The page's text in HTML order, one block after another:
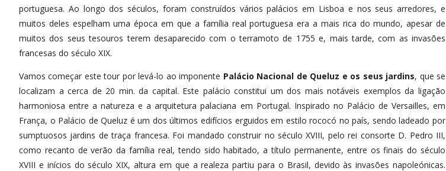
portuguesa. Ao longo dos séculos, foram construídos vários palácios em Lisboa e nos seus arredores, e
muitos deles espelham uma época em que a família real portuguesa era a mais rica do mundo, apesar de
muitos dos seus tesouros terem desaparecido com o terramoto de 1755 e, mais tarde, com as invasões
francesas do século XIX.
Vamos começar este tour por levá-lo ao imponente Palácio Nacional de Queluz e os seus jardins, que se
localizam a cerca de 20 min. da capital. Este palácio constitui um dos mais notáveis exemplos da ligação
harmoniosa entre a natureza e a arquitetura palaciana em Portugal. Inspirado no Palácio de Versailles, em
França, o Palácio de Queluz é um dos últimos edifícios erguidos em estilo rococó no país, sendo ladeado por
sumptuosos jardins de traça francesa. Foi mandado construir no século XVIII, pelo rei consorte D. Pedro III,
como recanto de verão da família real, tendo sido habitado, a título permanente, entre os finais do século
XVIII e inícios do século XIX, altura em que a realeza partiu para o Brasil, devido às invasões napoleónicas.